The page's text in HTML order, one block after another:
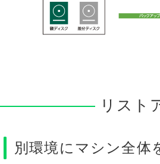
リスト
別環境にマシン全体